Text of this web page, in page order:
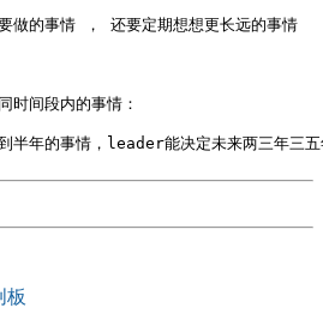
做的事情 ， 还要定期想想更长远的事情
时间段内的事情：
板